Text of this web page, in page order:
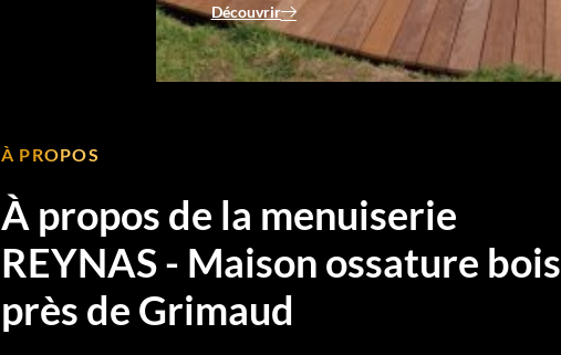
Découvrir
À PROPOS
À propos de la menuiserie
REYNAS - Maison ossature bois
près de Grimaud